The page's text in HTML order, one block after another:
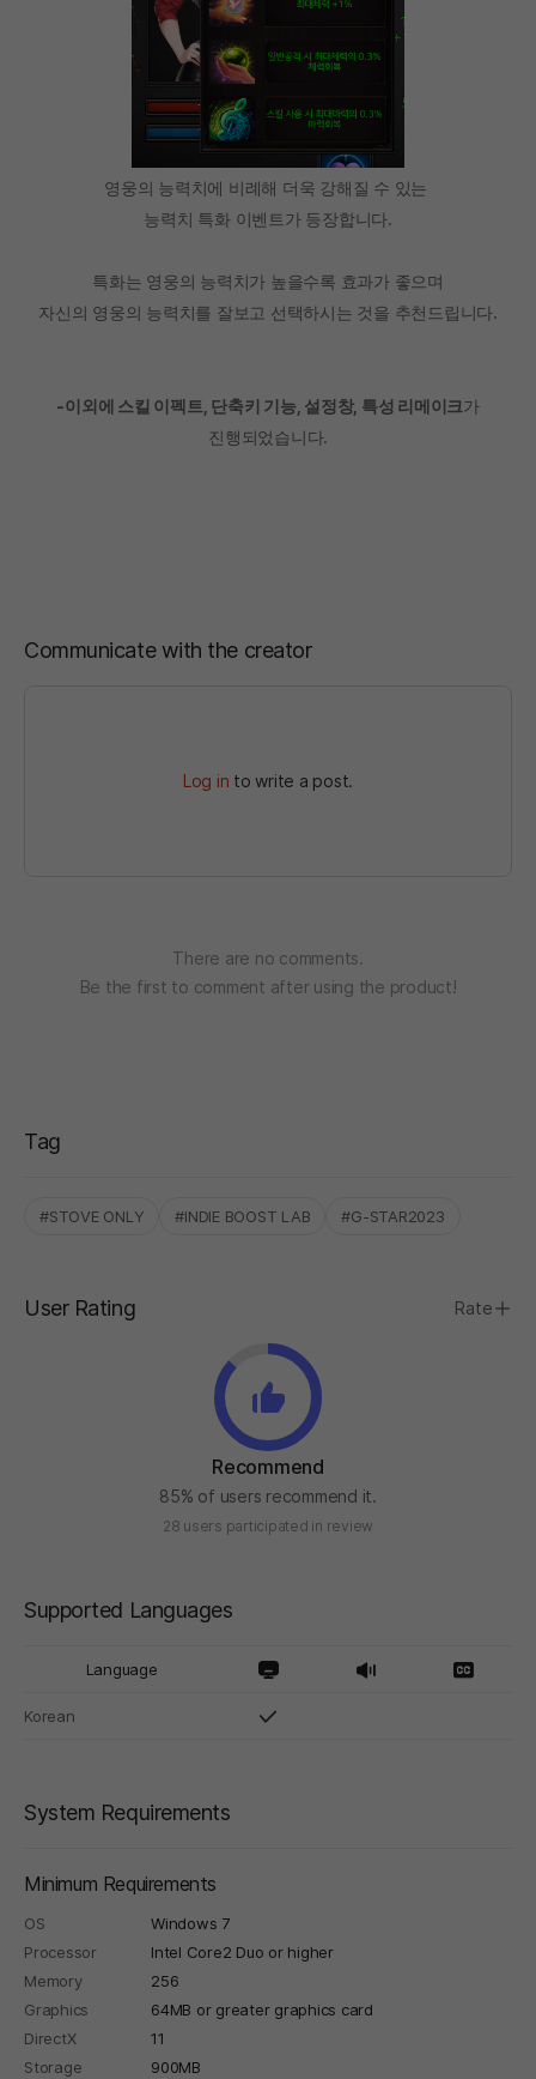
영웅의 능력치에 비례해 더욱 강해질 수 있는
능력치 특화 이벤트가 등장합니다.
특화는 영웅의 능력치가 높을수록 효과가 좋으며
자신의 영웅의 능력치를 잘보고 선택하시는 것을 추천드립니다.
-이외에 스킬 이펙트, 단축키 기능, 설정창, 특성 리메이크가
진행되었습니다.
Communicate with the creator
Log in to write a post.
There are no comments.
Be the first to comment after using the product!
Tag
#STOVE ONLY #INDIE BOOST LAB #G-STAR2023
User Rating Rate
Recommend
85% of users recommend it.
28 users participated in review
Supported Languages
Language
Korean
System Requirements
Minimum Requirements
OS
Windows 7
Processor
Intel Core2 Duo or higher
Memory
256
Graphics
64MB or greater graphics card
DirectX
11
Storage
900MB